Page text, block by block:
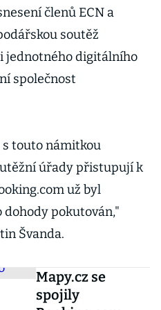
členů ECN a
soutěž
jednotného digitálního
společnost
touto námitkou
úřady přistupují k
už byl
pokutován,"
Švanda.
Mapy.cz se
spojily